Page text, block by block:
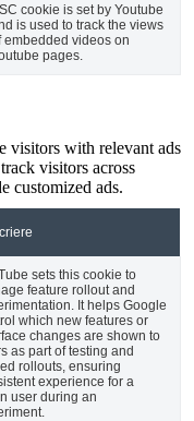
cookie is set by Youtube
is used to track the views
embedded videos on
pages.
visitors with relevant ads
visitors across
customized ads.
sets this cookie to
feature rollout and
It helps Google
which new features or
changes are shown to
as part of testing and
rollouts, ensuring
experience for a
user during an